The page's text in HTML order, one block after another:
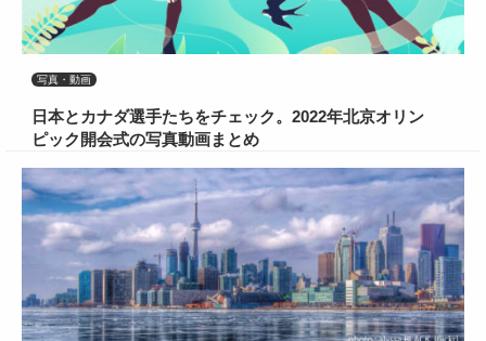
写真・動画
日本とカナダ選手たちをチェック。2022年北京オリン
ピック開会式の写真動画まとめ